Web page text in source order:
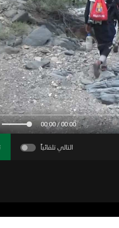
00:00 / 00:00
التالي تلقائياً